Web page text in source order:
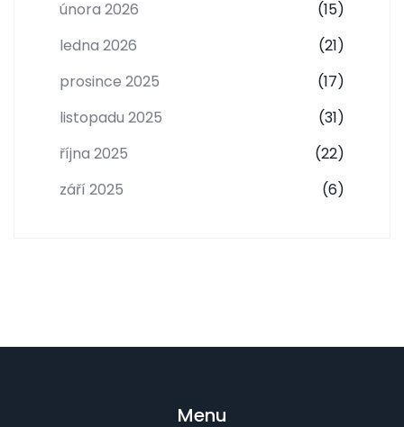
února 2026
(15)
ledna 2026
(21)
prosince 2025
(17)
listopadu 2025
(31)
října 2025
(22)
září 2025
(6)
Menu